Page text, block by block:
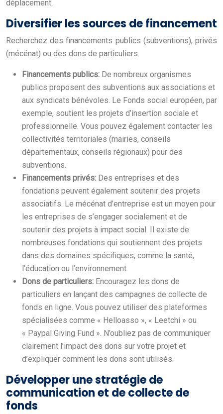
déplacement.
Diversifier les sources de financement
Recherchez des financements publics (subventions), privés
(mécénat) ou des dons de particuliers.
Financements publics: De nombreux organismes
publics proposent des subventions aux associations et
aux syndicats bénévoles. Le Fonds social européen, par
exemple, soutient les projets d’insertion sociale et
professionnelle. Vous pouvez également contacter les
collectivités territoriales (mairies, conseils
départementaux, conseils régionaux) pour des
subventions.
Financements privés: Des entreprises et des
fondations peuvent également soutenir des projets
associatifs. Le mécénat d’entreprise est un moyen pour
les entreprises de s’engager socialement et de
soutenir des projets à impact social. Il existe de
nombreuses fondations qui soutiennent des projets
dans des domaines spécifiques, comme la santé,
l’éducation ou l’environnement.
Dons de particuliers: Encouragez les dons de
particuliers en lançant des campagnes de collecte de
fonds en ligne. Vous pouvez utiliser des plateformes
spécialisées comme « Helloasso », « Leetchi » ou
« Paypal Giving Fund ». N’oubliez pas de communiquer
clairement l’impact des dons sur votre projet et
d’expliquer comment les dons sont utilisés.
Développer une stratégie de
communication et de collecte de
fonds